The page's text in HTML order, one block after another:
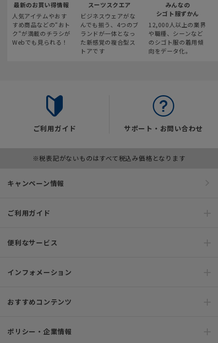
最新のお買い得情報
人気アイテムやおす
すめ商品などの“おト
ク“が満載のチラシが
Webでも見られる！
スーツスクエア
ビジネスウェアがな
んでも揃う、4つのブ
ランドが一体となっ
た新感覚の複合型ス
トアです
みんなの
シゴト服ずかん
12,000人以上の業界
や職種、シーンなど
のシゴト服の着用傾
向をデータ化。
ご利用ガイド サポート・お問い合わせ
※税表記がないものはすべて税込み価格となります
キャンペーン情報
ご利用ガイド
便利なサービス
インフォメーション
おすすめコンテンツ
ポリシー・企業情報